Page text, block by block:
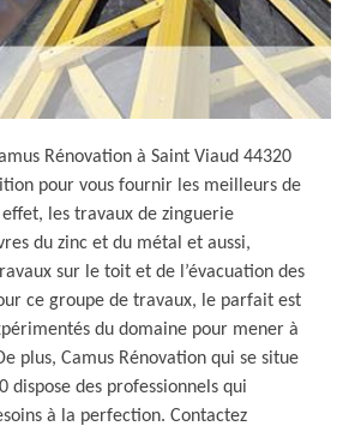
Rénovation à Saint Viaud 44320
pour vous fournir les meilleurs de
effet, les travaux de zinguerie
du zinc et du métal et aussi,
sur le toit et de l’évacuation des
ce groupe de travaux, le parfait est
du domaine pour mener à
plus, Camus Rénovation qui se situe
dispose des professionnels qui
à la perfection. Contactez